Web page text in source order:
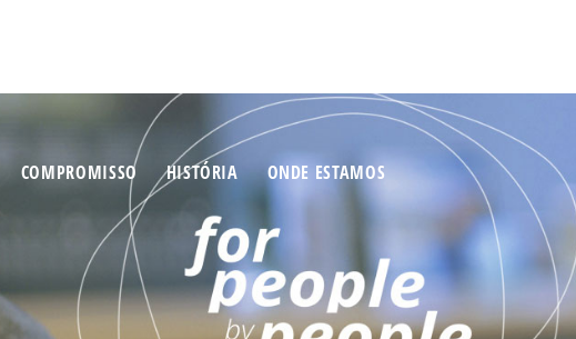
COMPROMISSO HISTÓRIA ONDE ESTAMOS